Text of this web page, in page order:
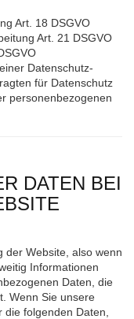
Art. 18 DSGVO
Art. 21 DSGVO
Datenschutz-
für Datenschutz
personenbezogenen
DATEN BEI
der Website, also wenn
Informationen
Daten, die
Wenn Sie unsere
folgenden Daten,